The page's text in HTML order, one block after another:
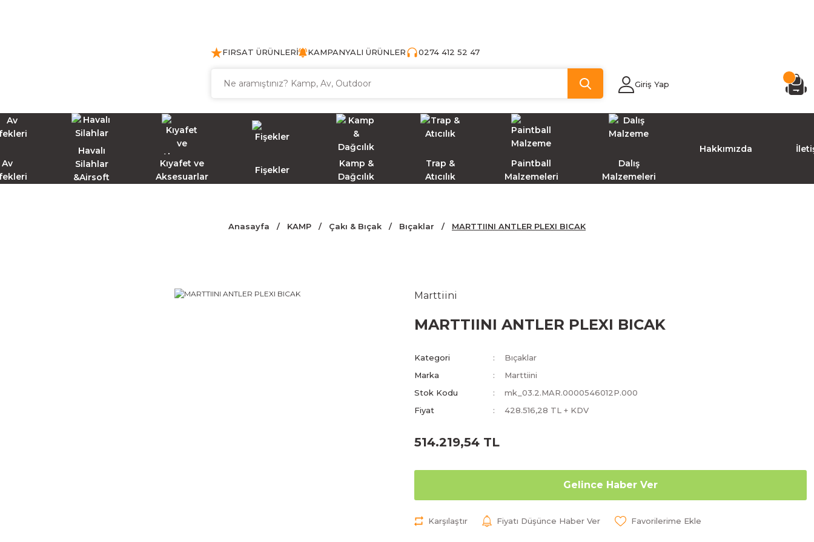
FIRSAT ÜRÜNLERİ KAMPANYALI ÜRÜNLER 0274 412 52 47
Giriş Yap
Av
Havalı
Silahlar
&Airsoft
Kıyafet ve
Aksesuarlar
Fişekler
Kamp &
Dağcılık
Trap &
Atıcılık
Paintball
Malzemeleri
Dalış
Malzemeleri
Hakkımızda
Anasayfa KAMP Çakı & Bıçak Bıçaklar MARTTIINI ANTLER PLEXI BICAK
Marttiini
MARTTIINI ANTLER PLEXI BICAK
Kategori
Bıçaklar
Marka
Marttiini
Stok Kodu
mk_03.2.MAR.0000546012P.000
Fiyat
428.516,28 TL + KDV
514.219,54 TL
Gelince Haber Ver
Karşılaştır Fiyatı Düşünce Haber Ver